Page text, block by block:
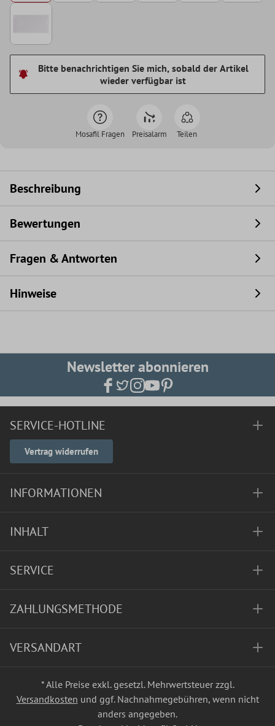
Bitte benachrichtigen Sie mich, sobald der Artikel
wieder verfügbar ist
Mosafil Fragen Preisalarm Teilen
Beschreibung
Bewertungen
Fragen & Antworten
Hinweise
Newsletter abonnieren
SERVICE-HOTLINE
Vertrag widerrufen
INFORMATIONEN
INHALT
SERVICE
ZAHLUNGSMETHODE
VERSANDART
* Alle Preise exkl. gesetzl. Mehrwertsteuer zzgl.
Versandkosten und ggf. Nachnahmegebühren, wenn nicht
anders angegeben.